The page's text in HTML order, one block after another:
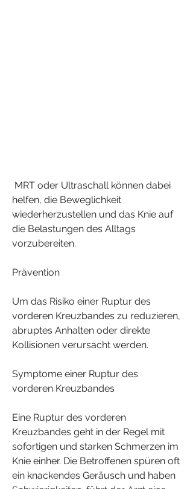
helfen, die Beweglichkeit
wiederherzustellen und das Knie auf
die Belastungen des Alltags
vorzubereiten.
Prävention
Um das Risiko einer Ruptur des
vorderen Kreuzbandes zu reduzieren,
abruptes Anhalten oder direkte
Kollisionen verursacht werden.
Symptome einer Ruptur des
vorderen Kreuzbandes
Eine Ruptur des vorderen
Kreuzbandes geht in der Regel mit
sofortigen und starken Schmerzen im
Knie einher. Die Betroffenen spüren oft
ein knackendes Geräusch und haben